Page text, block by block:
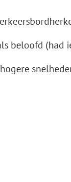
beloofd (had